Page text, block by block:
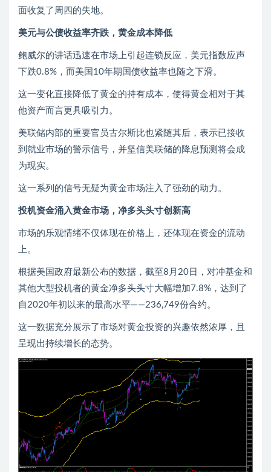
面收复了周四的失地。
美元与公债收益率齐跌，黄金成本降低
鲍威尔的讲话迅速在市场上引起连锁反应，美元指数应声
下跌0.8%，而美国10年期国债收益率也随之下滑。
这一变化直接降低了黄金的持有成本，使得黄金相对于其
他资产而言更具吸引力。
美联储内部的重要官员古尔斯比也紧随其后，表示已接收
到就业市场的警示信号，并坚信美联储的降息预测将会成
为现实。
这一系列的信号无疑为黄金市场注入了强劲的动力。
投机资金涌入黄金市场，净多头头寸创新高
市场的乐观情绪不仅体现在价格上，还体现在资金的流动
上。
根据美国政府最新公布的数据，截至8月20日，对冲基金和
其他大型投机者的黄金净多头头寸大幅增加7.8%，达到了
自2020年初以来的最高水平——236,749份合约。
这一数据充分展示了市场对黄金投资的兴趣依然浓厚，且
呈现出持续增长的态势。